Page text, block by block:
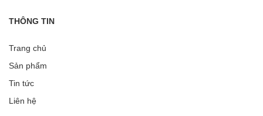
THÔNG TIN
Trang chủ
Sản phẩm
Tin tức
Liên hệ